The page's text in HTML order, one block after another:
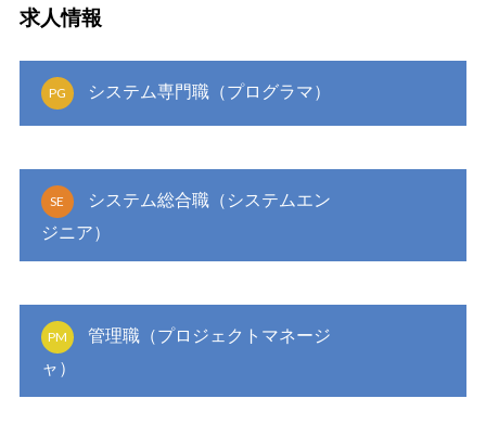
求人情報
PG システム専門職（プログラマ）
SE
システム総合職（システムエン
ジニア）
PM
管理職（プロジェクトマネージ
ャ）